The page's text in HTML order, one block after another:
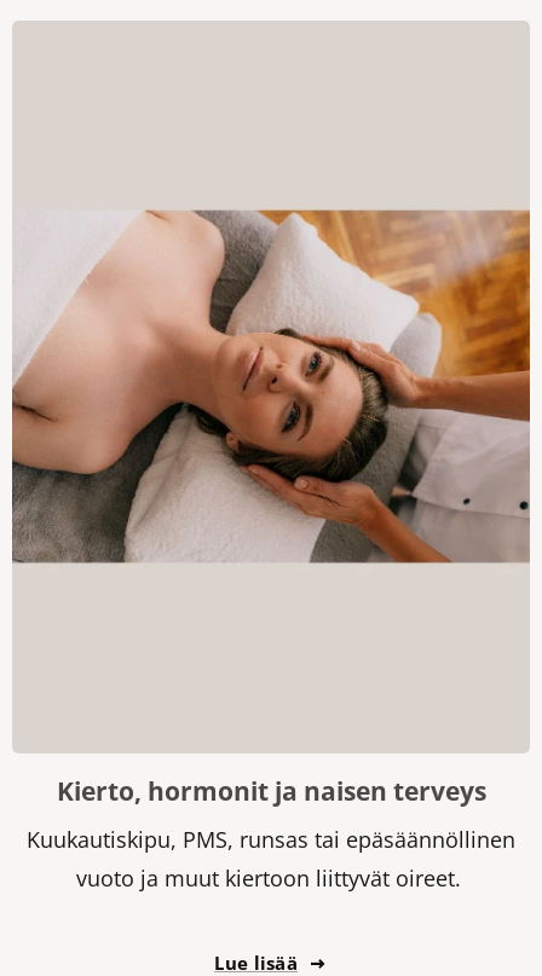
Kierto, hormonit ja naisen terveys
Kuukautiskipu, PMS, runsas tai epäsäännöllinen
vuoto ja muut kiertoon liittyvät oireet.
Lue lisää